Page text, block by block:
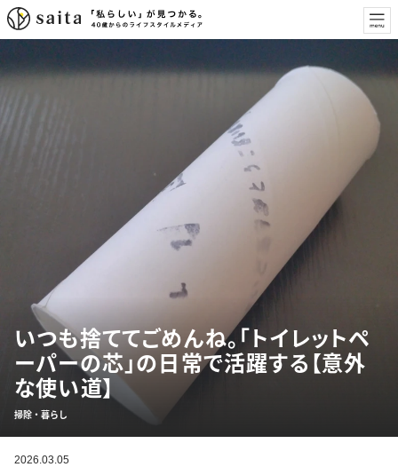
いつも捨ててごめんね。「トイレットペ
ーパーの芯」の日常で活躍する【意外
な使い道】
掃除・暮らし
2026.03.05